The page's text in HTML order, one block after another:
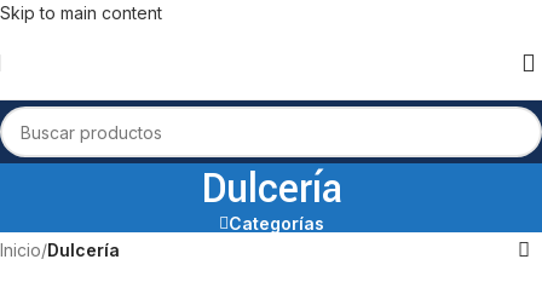
Skip to main content
Dulcería
Categorías
Inicio/Dulcería